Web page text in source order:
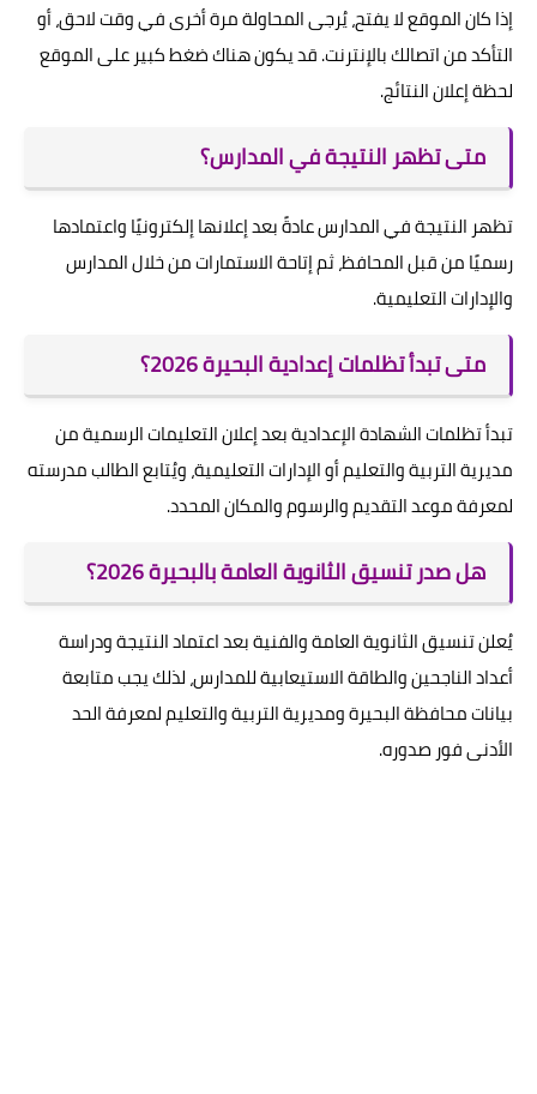
إذا كان الموقع لا يفتح، يُرجى المحاولة مرة أخرى في وقت لاحق، أو
التأكد من اتصالك بالإنترنت. قد يكون هناك ضغط كبير على الموقع
لحظة إعلان النتائج.
متى تظهر النتيجة في المدارس؟
تظهر النتيجة في المدارس عادةً بعد إعلانها إلكترونيًا واعتمادها
رسميًا من قبل المحافظ، ثم إتاحة الاستمارات من خلال المدارس
والإدارات التعليمية.
متى تبدأ تظلمات إعدادية البحيرة 2026؟
تبدأ تظلمات الشهادة الإعدادية بعد إعلان التعليمات الرسمية من
مديرية التربية والتعليم أو الإدارات التعليمية، ويُتابع الطالب مدرسته
لمعرفة موعد التقديم والرسوم والمكان المحدد.
هل صدر تنسيق الثانوية العامة بالبحيرة 2026؟
يُعلن تنسيق الثانوية العامة والفنية بعد اعتماد النتيجة ودراسة
أعداد الناجحين والطاقة الاستيعابية للمدارس، لذلك يجب متابعة
بيانات محافظة البحيرة ومديرية التربية والتعليم لمعرفة الحد
الأدنى فور صدوره.